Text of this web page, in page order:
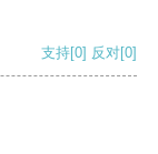
支持[0] 反对[0]